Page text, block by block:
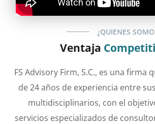
¿QUIENES
Ventaja
FS Advisory Firm, S.C., es una firma
de 24 años de experiencia entre
multidisciplinarios, con el
servicios especializados de